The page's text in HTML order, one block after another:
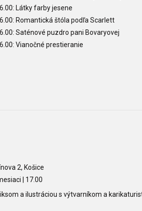
: Látky farby jesene
: Romantická štóla podľa Scarlett
: Saténové puzdro pani Bovaryovej
: Vianočné prestieranie
2, Košice
| 17.00
a ilustráciou s výtvarníkom a